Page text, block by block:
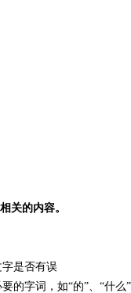
关的内容。
字是否有误
的字词，如“的”、“什么